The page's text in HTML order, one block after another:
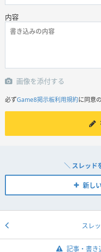
内容
画像を添付する
必ずGame8掲示板利用規約に同意
＼ スレッド
新し
スレ
記事・書き